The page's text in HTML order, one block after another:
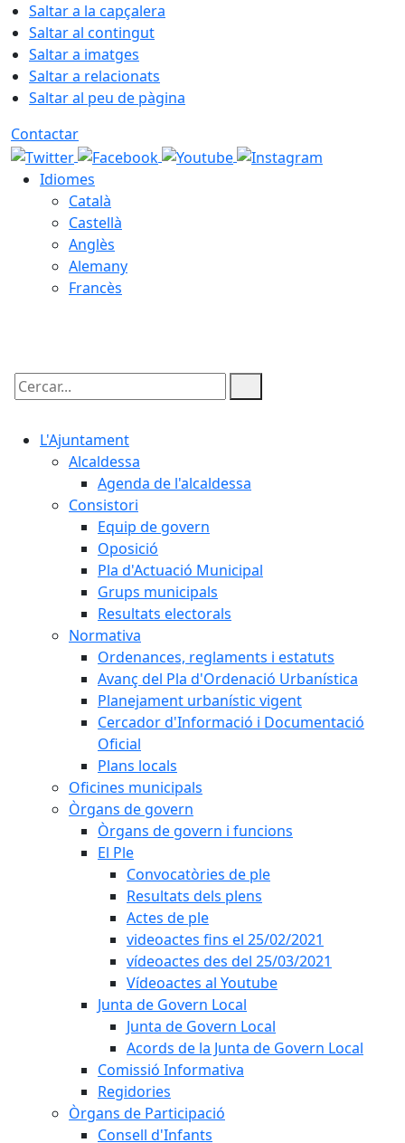
Saltar a la capçalera
Saltar al contingut
Saltar a imatges
Saltar a relacionats
Saltar al peu de pàgina
Contactar
Idiomes
Català
Castellà
Anglès
Alemany
Francès
Cercar:
L'Ajuntament
Alcaldessa
Agenda de l'alcaldessa
Consistori
Equip de govern
Oposició
Pla d'Actuació Municipal
Grups municipals
Resultats electorals
Normativa
Ordenances, reglaments i estatuts
Avanç del Pla d'Ordenació Urbanística
Planejament urbanístic vigent
Cercador d'Informació i Documentació
Oficial
Plans locals
Oficines municipals
Òrgans de govern
Òrgans de govern i funcions
El Ple
Convocatòries de ple
Resultats dels plens
Actes de ple
videoactes fins el 25/02/2021
vídeoactes des del 25/03/2021
Vídeoactes al Youtube
Junta de Govern Local
Junta de Govern Local
Acords de la Junta de Govern Local
Comissió Informativa
Regidories
Òrgans de Participació
Consell d'Infants